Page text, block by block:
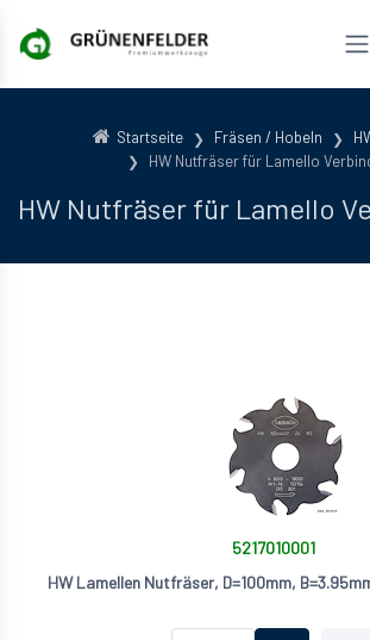
Startseite Fräsen / Hobeln
HW Nutfräser für Lamello
HW Nutfräser für Lamello
5217010001
HW Lamellen Nutfräser, D=100mm,